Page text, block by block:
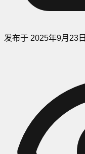
发布于 2025年9月23日